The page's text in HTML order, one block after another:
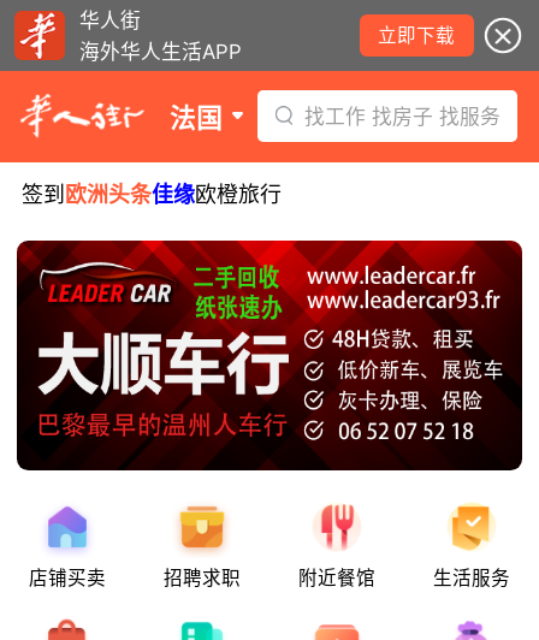
华人街
海外华人生活APP
立即下载
法国 找工作 找房子 找服务
签到 欧洲头条佳缘欧橙旅行
店铺买卖 招聘求职 附近餐馆 生活服务